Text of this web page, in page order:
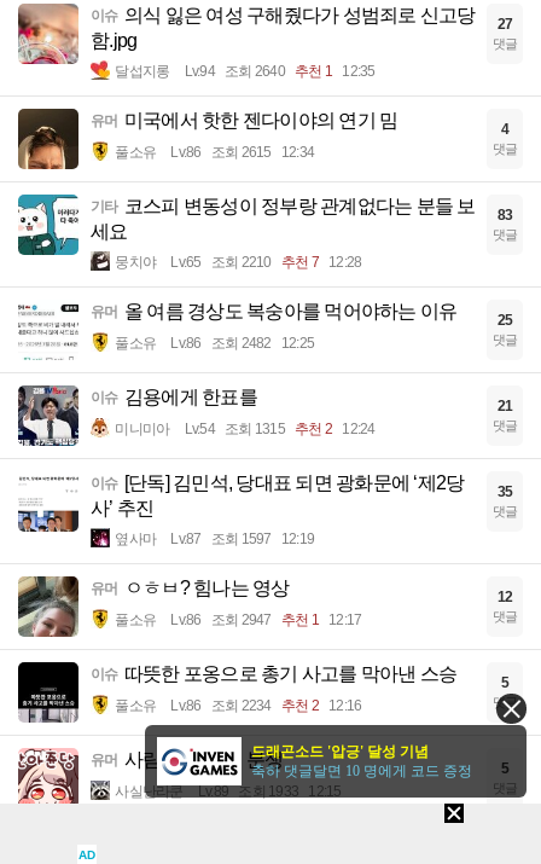
이슈 의식 잃은 여성 구해줬다가 성범죄로 신고당
함.jpg
달섭지롱 Lv.94 조회 2640 추천 1 12:35
27
댓글
유머 미국에서 핫한 젠다이야의 연기 밈
풀소유 Lv.86 조회 2615 12:34
4
댓글
기타 코스피 변동성이 정부랑 관계없다는 분들 보
세요
뭉치야 Lv.65 조회 2210 추천 7 12:28
83
댓글
유머 올 여름 경상도 복숭아를 먹어야하는 이유
풀소유 Lv.86 조회 2482 12:25
25
댓글
이슈 김용에게 한표를
미니미아 Lv.54 조회 1315 추천 2 12:24
21
댓글
이슈
[단독] 김민석, 당대표 되면 광화문에 ‘제2당
사’ 추진
옆사마 Lv.87 조회 1597 12:19
35
댓글
유머 ㅇㅎㅂ? 힘나는 영상
풀소유 Lv.86 조회 2947 추천 1 12:17
12
댓글
이슈 따뜻한 포옹으로 총기 사고를 막아낸 스승
풀소유 Lv.86 조회 2234 추천 2 12:16
5
댓글
유머 사람과 몸의 털 분쟁
사실난라쿤 Lv.89 조회 1933 12:15
5
댓글
AD
드래곤소드 '압긍' 달성 기념
축하 댓글달면 10 명에게 코드 증정